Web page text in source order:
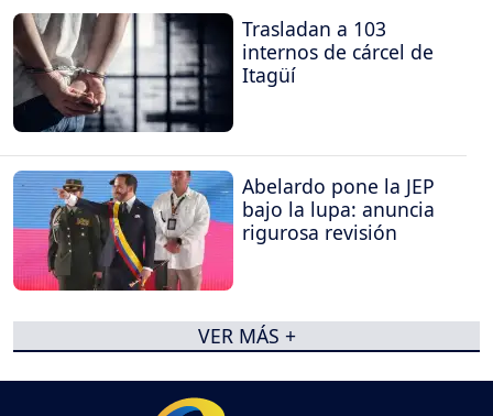
Trasladan a 103
internos de cárcel de
Itagüí
Abelardo pone la JEP
bajo la lupa: anuncia
rigurosa revisión
VER MÁS +